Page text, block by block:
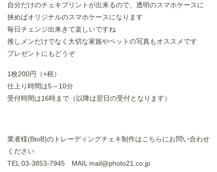
自分だけのチェキプリントが出来るので、透明のスマホケースに
挟めばオリジナルのスマホケースになります
毎日チェンジ出来きて楽しいですね
推しメンだけでなく大切な家族やペットの写真もオススメです
プレゼントにもどうぞ
1枚200円（+税）
仕上り時間は5～10分
受付時間は16時まで（以降は翌日の受付となります）
業者様(BtoB)のトレーディングチェキ制作はこちらにお問い合わせ
ください
TEL 03-3853-7945 MAIL mail@photo21.co.jp